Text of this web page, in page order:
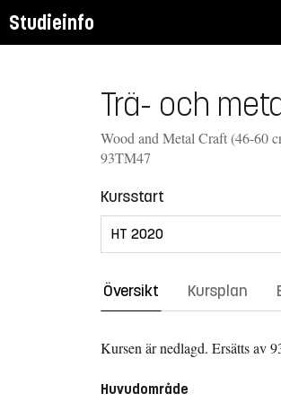
Studieinfo
Trä- och
Wood and Metal Craft (46-60
93TM47
Kursstart
Översikt Kursplan
Kursen är nedlagd. Ersätts av
Huvudområde